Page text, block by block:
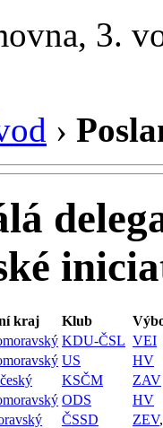
3.
›
kraj Klub
KDU-ČSL VEI
US
HV
KSČM
ZAV
ODS
HV
ČSSD ZEV